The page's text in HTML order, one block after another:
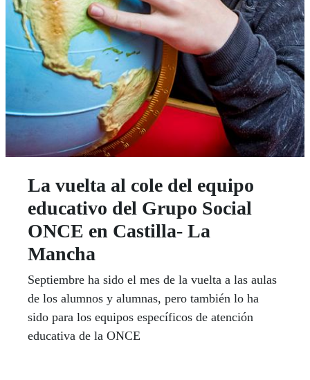
La vuelta al cole del equipo
educativo del Grupo Social
ONCE en Castilla- La
Mancha
Septiembre ha sido el mes de la vuelta a las aulas
de los alumnos y alumnas, pero también lo ha
sido para los equipos específicos de atención
educativa de la ONCE